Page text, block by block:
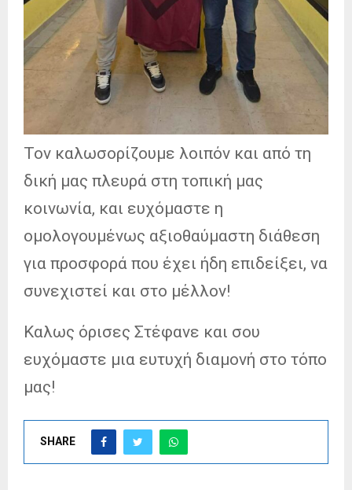
Τον καλωσορίζουμε λοιπόν και από τη
δική μας πλευρά στη τοπική μας
κοινωνία, και ευχόμαστε η
ομολογουμένως αξιοθαύμαστη διάθεση
για προσφορά που έχει ήδη επιδείξει, να
συνεχιστεί και στο μέλλον!
Καλως όρισες Στέφανε και σου
ευχόμαστε μια ευτυχή διαμονή στο τόπο
μας!
SHARE